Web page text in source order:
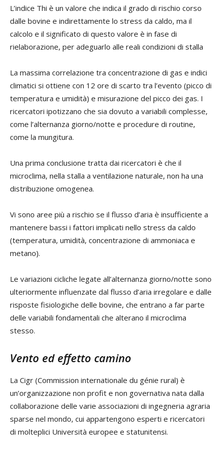
L’indice Thi è un valore che indica il grado di rischio corso
dalle bovine e indirettamente lo stress da caldo, ma il
calcolo e il significato di questo valore è in fase di
rielaborazione, per adeguarlo alle reali condizioni di stalla
La massima correlazione tra concentrazione di gas e indici
climatici si ottiene con 12 ore di scarto tra l’evento (picco di
temperatura e umidità) e misurazione del picco dei gas. I
ricercatori ipotizzano che sia dovuto a variabili complesse,
come l’alternanza giorno/notte e procedure di routine,
come la mungitura.
Una prima conclusione tratta dai ricercatori è che il
microclima, nella stalla a ventilazione naturale, non ha una
distribuzione omogenea.
Vi sono aree più a rischio se il flusso d’aria è insufficiente a
mantenere bassi i fattori implicati nello stress da caldo
(temperatura, umidità, concentrazione di ammoniaca e
metano).
Le variazioni cicliche legate all’alternanza giorno/notte sono
ulteriormente influenzate dal flusso d’aria irregolare e dalle
risposte fisiologiche delle bovine, che entrano a far parte
delle variabili fondamentali che alterano il microclima
stesso.
Vento ed effetto camino
La Cigr (Commission internationale du génie rural) è
un’organizzazione non profit e non governativa nata dalla
collaborazione delle varie associazioni di ingegneria agraria
sparse nel mondo, cui appartengono esperti e ricercatori
di molteplici Università europee e statunitensi.